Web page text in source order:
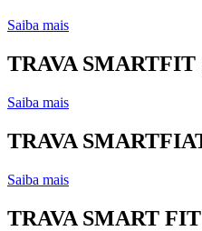
Saiba mais
TRAVA SMARTFIT
Saiba mais
TRAVA
Saiba mais
TRAVA SMART FIT